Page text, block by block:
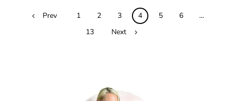
Posts
Prev 1 2 3 4 5 6
…
13
Next